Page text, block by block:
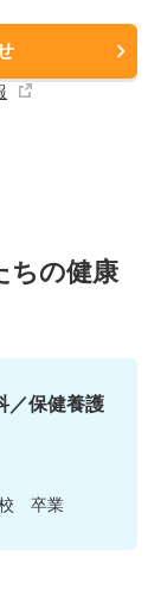
ちの健康
／保健養護
校 卒業